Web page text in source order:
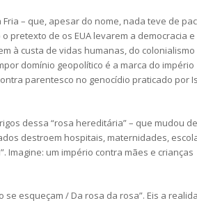
– que, apesar do nome, nada teve de
pretexto de os EUA levarem a democracia e
à custa de vidas humanas, do colonialismo
domínio geopolítico é a marca do império
parentesco no genocídio praticado por
dessa “rosa hereditária” – que mudou
destroem hospitais, maternidades,
Imagine: um império contra mães e crianças
esqueçam / Da rosa da rosa”. Eis a